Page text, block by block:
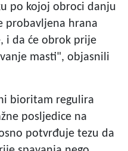
po kojoj obroci danju
probavljena hrana
i da će obrok prije
masti", objasnili
bioritam regulira
posljedice na
potvrđuje tezu da